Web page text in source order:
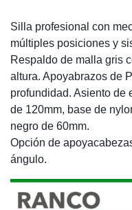
Silla profesional con
múltiples posiciones y
Respaldo de malla gris
altura. Apoyabrazos de
profundidad. Asiento de
de 120mm, base de
negro de 60mm.
Opción de
ángulo.